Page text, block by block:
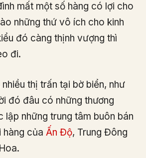
mất một số hàng có lợi cho
những thứ vô ích cho kinh
đó càng thịnh vượng thì
đi.
thị trấn tại bờ biển, như
đó đâu có những thương
lập những trung tâm buôn bán
hàng của Ấn Độ, Trung Đông